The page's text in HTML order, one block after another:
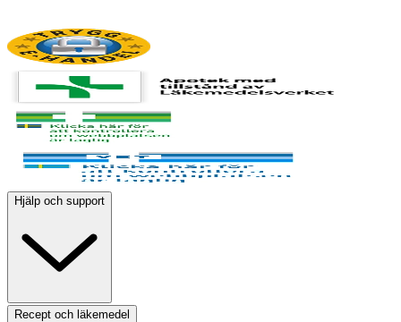
Hjälp och support
Recept och läkemedel